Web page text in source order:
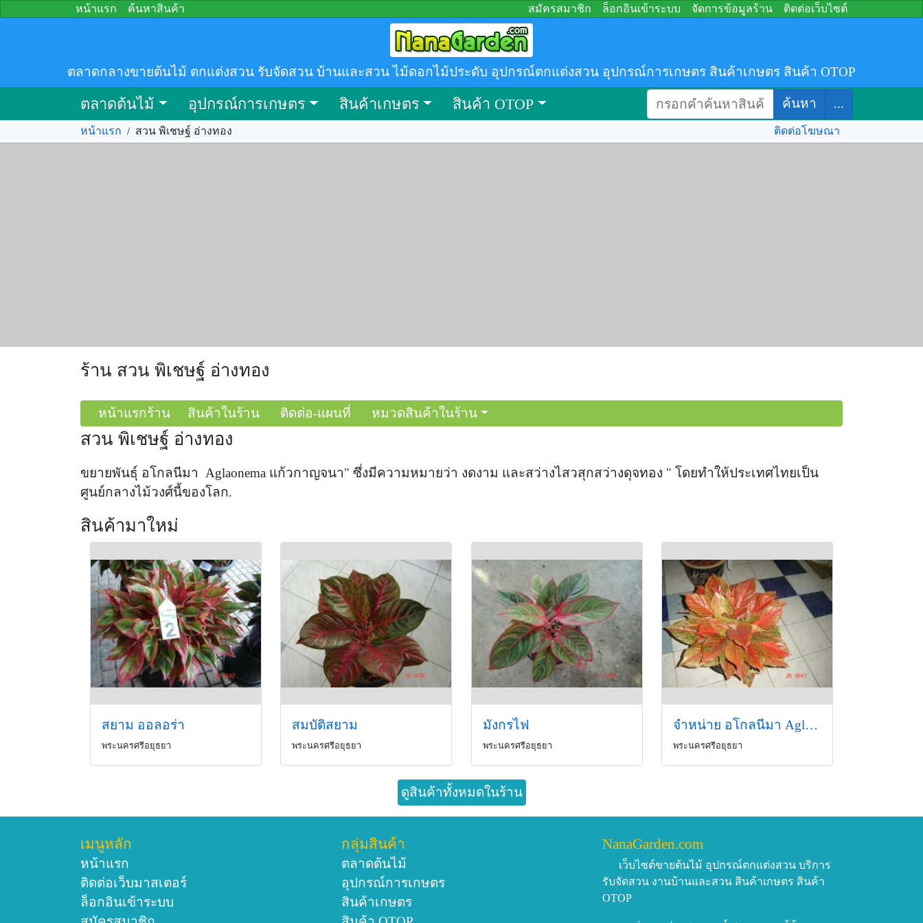
หน้าแรก ค้นหาสินค้า สมัครสมาชิก ล็อกอินเข้าระบบ จัดการข้อมูลร้าน ติดต่อเว็บไซต์
ตลาดกลางขายต้นไม้ ตกแต่งสวน รับจัดสวน บ้านและสวน ไม้ดอกไม้ประดับ อุปกรณ์ตกแต่งสวน อุปกรณ์การเกษตร สินค้าเกษตร สินค้า OTOP
ตลาดต้นไม้ อุปกรณ์การเกษตร สินค้าเกษตร สินค้า OTOP ค้นหา ...
หน้าแรก / สวน พิเชษฐ์ อ่างทอง ติดต่อโฆษณา
ร้าน สวน พิเชษฐ์ อ่างทอง
หน้าแรกร้าน สินค้าในร้าน ติดต่อ-แผนที่ หมวดสินค้าในร้าน
สวน พิเชษฐ์ อ่างทอง
ขยายพันธุ์ อโกลนีมา Aglaonema แก้วกาญจนา" ซึ่งมีความหมายว่า งดงาม และสว่างไสวสุกสว่างดุจทอง " โดยทำให้ประเทศไทยเป็น
ศูนย์กลางไม้วงศ์นี้ของโลก.
สินค้ามาใหม่
สยาม ออลอร่า
พระนครศรีอยุธยา
สมบัติสยาม
พระนครศรีอยุธยา
มังกรไฟ
พระนครศรีอยุธยา
จำหน่าย อโกลนีมา Aglaonema แก้วกาญจนา&quot; เดือน พฤศจิกายน 2551.
พระนครศรีอยุธยา
ดูสินค้าทั้งหมดในร้าน
เมนูหลัก
หน้าแรก
ติดต่อเว็บมาสเตอร์
ล็อกอินเข้าระบบ
กลุ่มสินค้า
ตลาดต้นไม้
อุปกรณ์การเกษตร
สินค้าเกษตร
NanaGarden.com
เว็บไซต์ขายต้นไม้ อุปกรณ์ตกแต่งสวน บริการ
รับจัดสวน งานบ้านและสวน สินค้าเกษตร สินค้า
OTOP